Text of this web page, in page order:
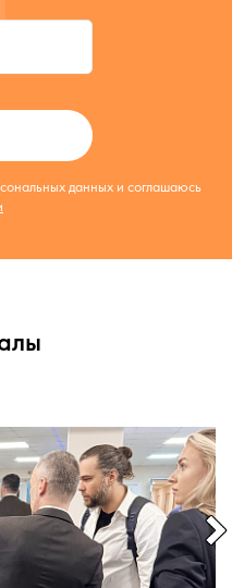
данных и соглашаюсь